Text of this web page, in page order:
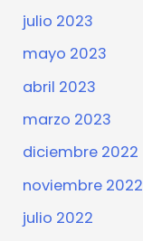
julio 2023
mayo 2023
abril 2023
marzo 2023
diciembre 2022
noviembre 2022
julio 2022